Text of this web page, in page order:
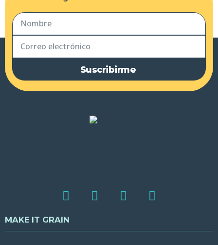
Suscribirme
MAKE IT GRAIN